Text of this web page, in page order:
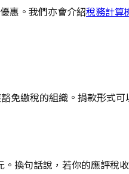
惠。我們亦會介紹稅務計算
免繳稅的組織。捐款形式
換句話說，若你的應評稅